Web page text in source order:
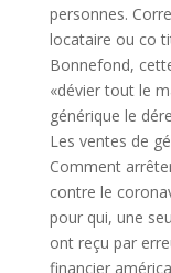
personnes.
locataire ou co
Bonnefond,
«dévier tout le
générique le
Les ventes de
Comment
contre le
pour qui, une
ont reçu par
financier